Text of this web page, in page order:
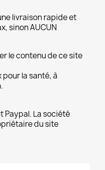
livraison rapide et
sinon AUCUN
le contenu de ce site
pour la santé, à
Paypal. La société
du site